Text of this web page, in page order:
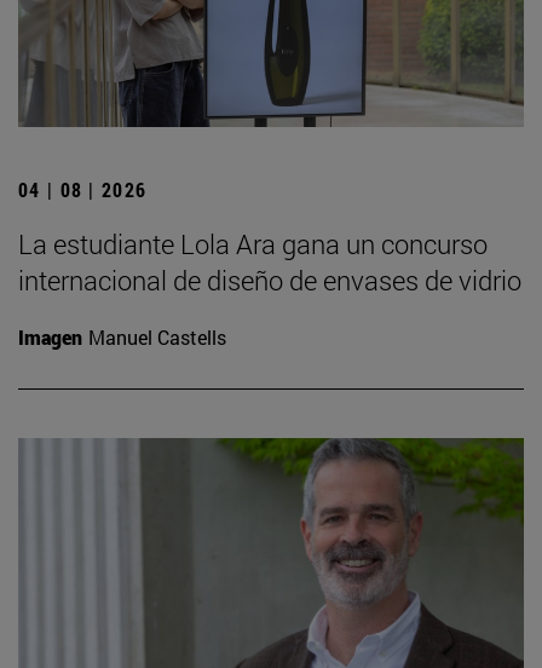
04 | 08 | 2026
La estudiante Lola Ara gana un concurso
internacional de diseño de envases de vidrio
Imagen Manuel Castells